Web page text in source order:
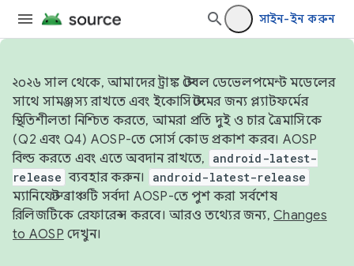
সাইন-ইন করুন
২০২৬ সাল থেকে, আমাদের ট্রাঙ্ক স্টেবল ডেভেলপমেন্ট মডেলের
সাথে সামঞ্জস্য রাখতে এবং ইকোসিস্টেমের জন্য প্ল্যাটফর্মের
স্থিতিশীলতা নিশ্চিত করতে, আমরা প্রতি দুই ও চার ত্রৈমাসিকে
(Q2 এবং Q4) AOSP-তে সোর্স কোড প্রকাশ করব। AOSP
বিল্ড করতে এবং এতে অবদান রাখতে,
android-latest-
release ব্যবহার করুন। android-latest-release
ম্যানিফেস্ট ব্রাঞ্চটি সর্বদা AOSP-তে পুশ করা সর্বশেষ
রিলিজটিকে রেফারেন্স করবে। আরও তথ্যের জন্য, Changes
to AOSP দেখুন।